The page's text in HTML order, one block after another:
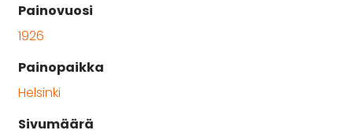
Painovuosi
1926
Painopaikka
Helsinki
Sivumäärä